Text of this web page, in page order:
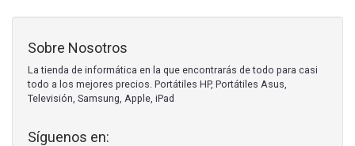
Sobre Nosotros
La tienda de informática en la que encontrarás de todo para casi
todo a los mejores precios. Portátiles HP, Portátiles Asus,
Televisión, Samsung, Apple, iPad
Síguenos en: